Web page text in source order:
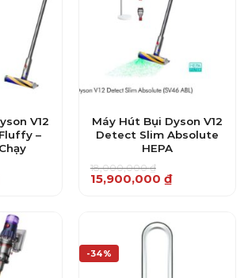
V12
–
Máy Hút Bụi Dyson V12
Detect Slim Absolute
HEPA
18,000,000₫
Giá
gốc
15,900,000 ₫
Giá
hiện
-34%